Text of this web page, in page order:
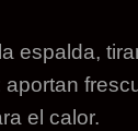
espalda,
el calor.